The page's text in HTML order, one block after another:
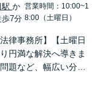
駅 か
歩7分
営業時間：10:00~1
8:00（土曜日）
律事務所】【土曜日
円満な解決へ導きま
題など、幅広い分野